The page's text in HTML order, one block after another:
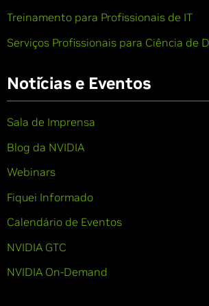
Treinamento para Profissionais de IT
Serviços Profissionais para Ciência de
Notícias e Eventos
Sala de Imprensa
Blog da NVIDIA
Webinars
Fiquei Informado
Calendário de Eventos
NVIDIA GTC
NVIDIA On-Demand